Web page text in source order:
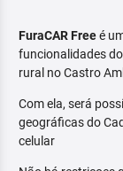
FuraCAR Freeé
funcionalidades
rural no Castro
Com ela, será
geográficas do
celular